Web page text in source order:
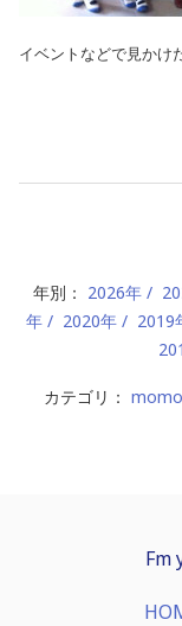
イベントなどで見かけ
年別： 2026年
年
2020年 2019
カテゴリ： momo
Fm